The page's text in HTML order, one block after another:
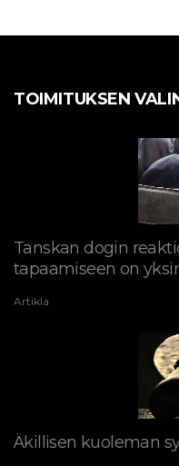
TOIMITUKSEN
Tanskan dogin
tapaamiseen on
Artikla
Äkillisen kuoleman